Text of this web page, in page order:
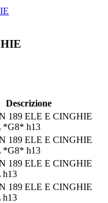
Descrizione
189 ELE E CINGHIE
*G8* h13
189 ELE E CINGHIE
*G8* h13
189 ELE E CINGHIE
h13
189 ELE E CINGHIE
h13